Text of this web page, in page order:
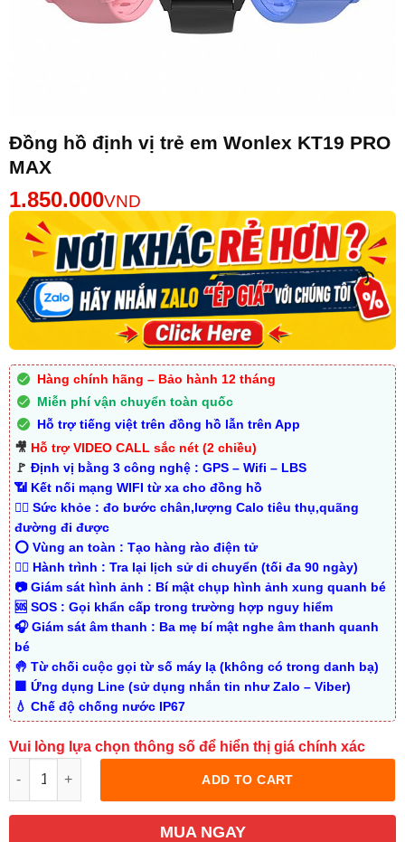
Đồng hồ định vị trẻ em Wonlex KT19 PRO
MAX
1.850.000VND
Hàng chính hãng – Bảo hành 12 tháng
Miễn phí vận chuyển toàn quốc
Hỗ trợ tiếng việt trên đồng hồ lẫn trên App
🎥 Hỗ trợ VIDEO CALL sắc nét (2 chiều)
🚩 Định vị bằng 3 công nghệ : GPS – Wifi – LBS
📶 Kết nối mạng WIFI từ xa cho đồng hồ
🤾‍♂️ Sức khỏe : đo bước chân,lượng Calo tiêu thụ,quãng
đường đi được
⭕ Vùng an toàn : Tạo hàng rào điện tử
🚶‍♂️ Hành trình : Tra lại lịch sử di chuyển (tối đa 90 ngày)
📷 Giám sát hình ảnh : Bí mật chụp hình ảnh xung quanh bé
🆘 SOS : Gọi khẩn cấp trong trường hợp nguy hiểm
🎧 Giám sát âm thanh : Ba mẹ bí mật nghe âm thanh quanh
bé
🤚 Từ chối cuộc gọi từ số máy lạ (không có trong danh bạ)
🟩 Ứng dụng Line (sử dụng nhắn tin như Zalo – Viber)
💧 Chế độ chống nước IP67
Vui lòng lựa chọn thông số để hiển thị giá chính xác
ADD TO CART
MUA NGAY